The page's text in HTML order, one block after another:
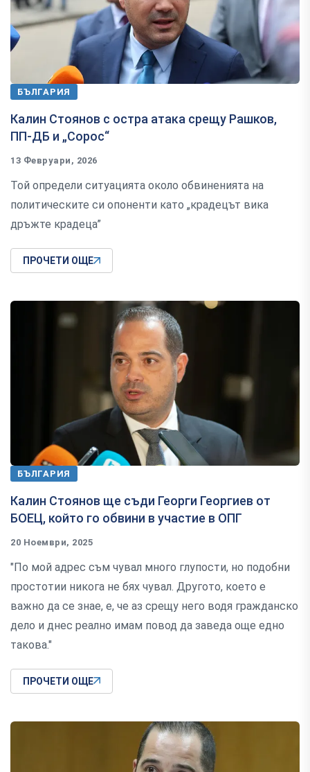
БЪЛГАРИЯ
Калин Стоянов с остра атака срещу Рашков,
ПП-ДБ и „Сорос“
13 Февруари, 2026
Той определи ситуацията около обвиненията на
политическите си опоненти като „крадецът вика
дръжте крадеца”
ПРОЧЕТИ ОЩЕ
БЪЛГАРИЯ
Калин Стоянов ще съди Георги Георгиев от
БОЕЦ, който го обвини в участие в ОПГ
20 Ноември, 2025
"По мой адрес съм чувал много глупости, но подобни
простотии никога не бях чувал. Другото, което е
важно да се знае, е, че аз срещу него водя гражданско
дело и днес реално имам повод да заведа още едно
такова."
ПРОЧЕТИ ОЩЕ